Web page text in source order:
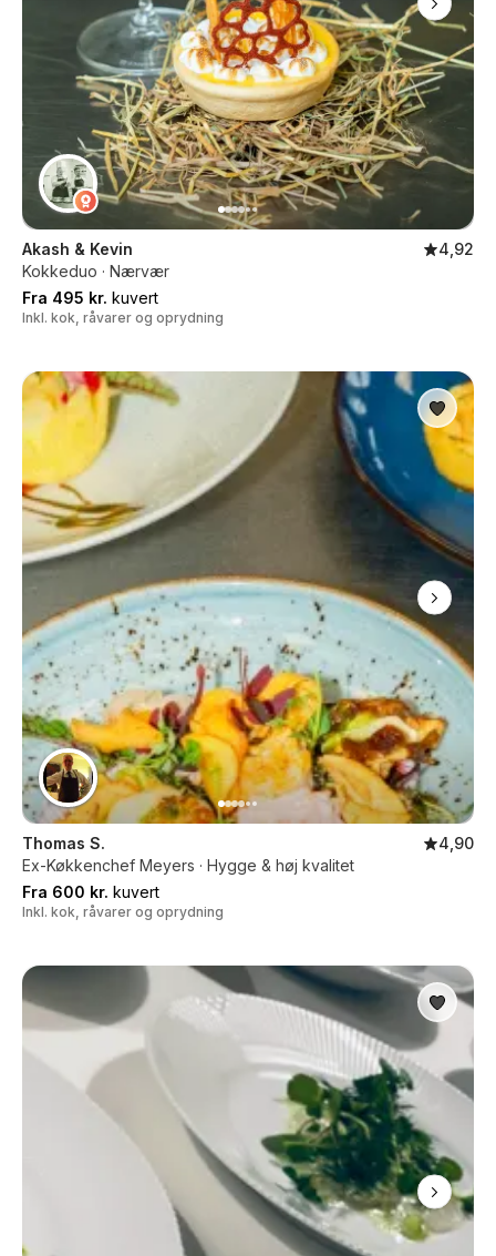
Akash & Kevin
4,92
Kokkeduo · Nærvær
Fra 495 kr. kuvert
Inkl. kok, råvarer og oprydning
Thomas S.
4,90
Ex-Køkkenchef Meyers · Hygge & høj kvalitet
Fra 600 kr. kuvert
Inkl. kok, råvarer og oprydning